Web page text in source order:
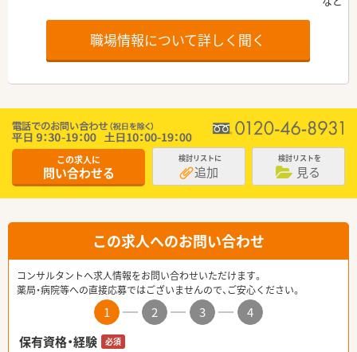
職場情報について詳しく聞く
この求人に
問い合わせる
検討リストに
追加
検討リストを
見る
この求人へのお問い合わせ
コンサルタントへ求人情報をお問い合わせいただけます。
薬局・病院等への直接応募ではございませんので、ご安心ください。
1 2 3
4
保有資格・経験
必須